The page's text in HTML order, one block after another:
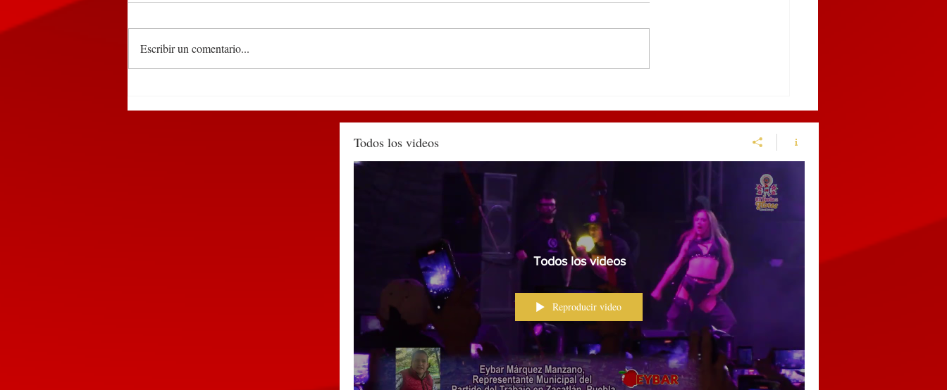
Huauchinango en encuentro
PUEBLA RECIBIRÁ EL
TIANGUIS TURÍSTICO
MÉXICO 2027
Huauchinango a sujeto por
agredir a una policía
municipal y alterar el orden
Escribir un comentario...
Todos los videos
Todos los videos
Reproducir video